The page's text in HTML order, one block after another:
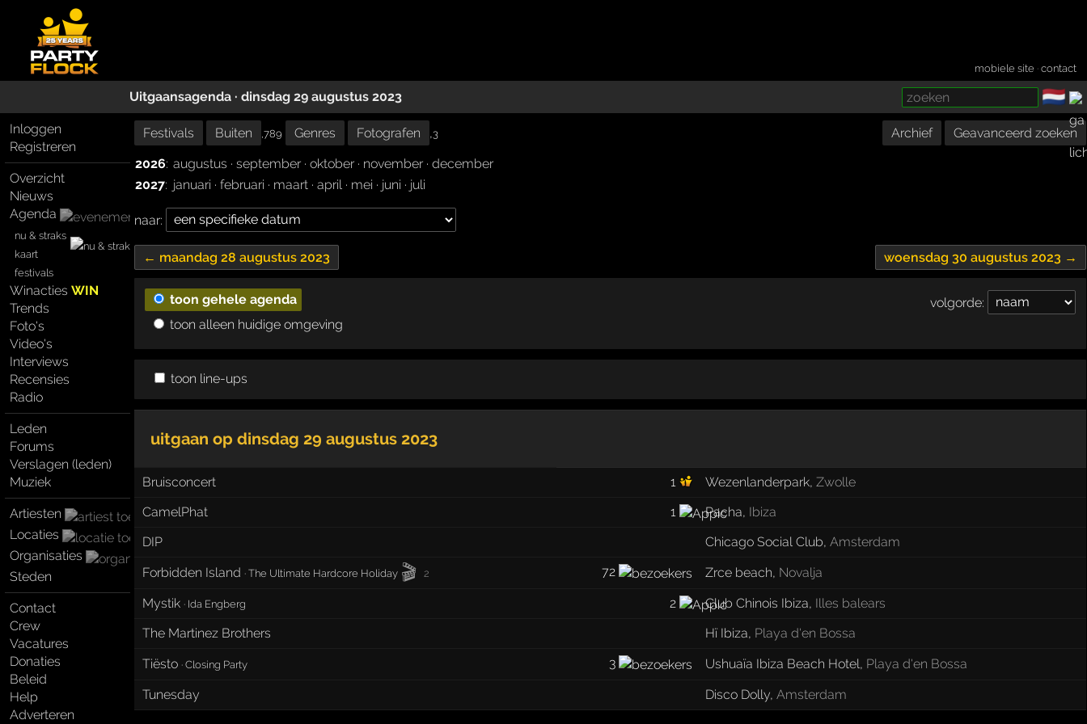
mobiele site ·contact
Uitgaansagenda · dinsdag 29 augustus 2023 🇳🇱
Inloggen
Registreren
Overzicht
Nieuws
Agenda
nu & straks
kaart
festivals
WinactiesWIN
Trends
Foto's
Video's
Interviews
Recensies
Radio
Leden
Forums
Verslagen (leden)
Muziek
Artiesten
Locaties
Organisaties
Steden
Contact
Crew
Vacatures
Donaties
Beleid
Help
Adverteren
Festivals Buiten ,789 Genres Fotografen ,3 Archief
Geavanceerd zoeken
2026: augustus · september · oktober · november · december
2027: januari · februari · maart · april · mei · juni · juli
naar:
← maandag 28 augustus 2023 woensdag 30 augustus 2023 →
volgorde:
toon gehele agenda
toon alleen huidige omgeving
toon line-ups
uitgaan op dinsdag 29 augustus 2023
Bruisconcert 1 Wezenlanderpark, Zwolle
CamelPhat
1 Pacha, Ibiza
DIP
Chicago Social Club, Amsterdam
Forbidden Island ·The Ultimate Hardcore Holiday 🎬 2 72 Zrce beach, Novalja
Mystik · Ida Engberg 2 Club Chinois Ibiza, Illes balears
The Martinez Brothers
Hï Ibiza, Playa d'en Bossa
Tiësto ·Closing Party 3 Ushuaïa Ibiza Beach Hotel, Playa d'en Bossa
Tunesday
Disco Dolly, Amsterdam